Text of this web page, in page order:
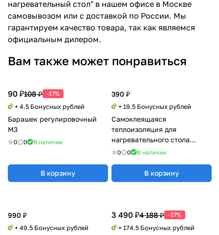
нагревательный стол" в нашем офисе в Москве
самовывозом или с доставкой по России. Мы
гарантируем качество товара, так как являемся
официальным дилером.
Вам также может понравиться
90 ₽108 ₽ -17%
+ 4.5 Бонусных рублей
Барашек регулировочный
М3
0 0 В наличии
В корзину
390 ₽
+ 19.5 Бонусных рублей
Самоклеящаяся
теплоизоляция для
нагревательного стола
(100°C) 200х200
0 0 В наличии
В корзину
3 490 ₽4 188 ₽ -17%
+ 174.5 Бонусных рублей
990 ₽
+ 49.5 Бонусных рублей